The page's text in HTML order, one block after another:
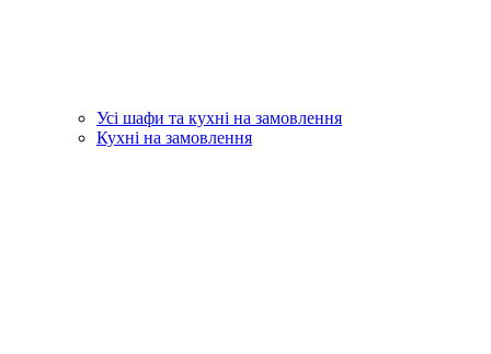
Усі шафи та кухні на замовлення
Кухні на замовлення